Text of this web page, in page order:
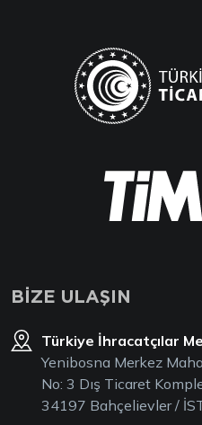
BİZE ULAŞIN
Türkiye İhracatçılar
Yenibosna Merkez
No: 3 Dış Ticaret
34197 Bahçelievler /